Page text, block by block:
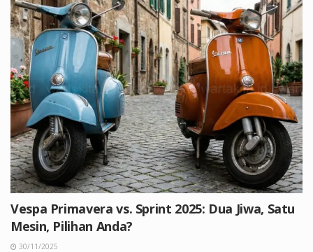
Vespa Primavera vs. Sprint 2025: Dua Jiwa, Satu
Mesin, Pilihan Anda?
30/11/2025